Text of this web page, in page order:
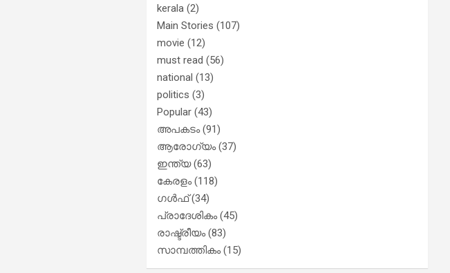
kerala (2)
Main Stories (107)
movie (12)
must read (56)
national (13)
politics (3)
Popular (43)
അപകടം(91)
ആരോഗ്യം(37)
ഇന്ത്യ(63)
കേരളം(118)
ഗൾഫ്(34)
പ്രാദേശികം(45)
രാഷ്ട്രീയം(83)
സാമ്പത്തികം(15)